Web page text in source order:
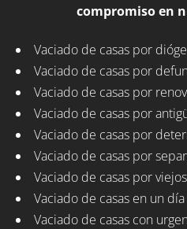
compromiso en
Vaciado de casas por
Vaciado de casas por
Vaciado de casas por
Vaciado de casas por
Vaciado de casas por
Vaciado de casas por
Vaciado de casas por viejos
Vaciado de casas en un día
Vaciado de casas con